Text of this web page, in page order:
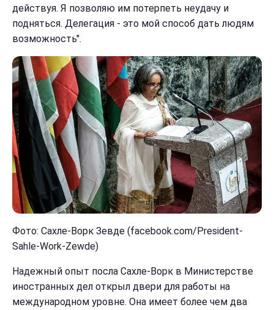
действуя. Я позволяю им потерпеть неудачу и
подняться. Делегация - это мой способ дать людям
возможность".
Фото: Сахле-Ворк Зевде (facebook.com/President-
Sahle-Work-Zewde)
Надежный опыт посла Сахле-Ворк в Министерстве
иностранных дел открыл двери для работы на
международном уровне. Она имеет более чем два